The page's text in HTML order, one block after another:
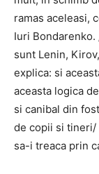
ramas aceleasi,
Iuri Bondarenko.
sunt Lenin,
explica: si
aceasta logica
si canibal din
de copii si tineri/
sa-i treaca prin